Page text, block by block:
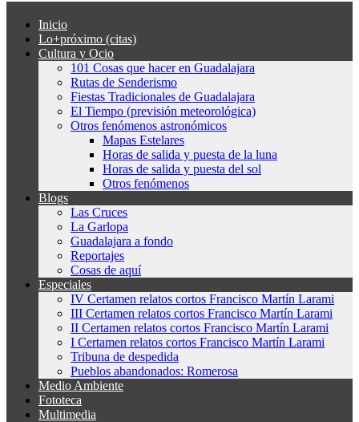
Inicio
Lo+próximo (citas)
Cultura y Ocio
101 Cosas que hacer en Guadalajara
Rutas de Senderismo
Fiestas Tradicionales de Guadalajara
El Tiempo (previsión meteorológica)
Otros fenómenos astronómicos
Mapas Estelares
Horas de salida y puesta de la luna
Horas de salida y puesta del sol
Otros fenómenos
Blogs
Las Cruces
La Garlopa
Guadalajara a fondo
Reportajes
Cosas de aquí
Especiales
IV Certamen relatos cortos Francisco Martín Larami
III Certamen relatos cortos Francisco Martín Larami
II Certamen relatos cortos Francisco Martín Larami
I Certamen relatos cortos Francisco Martín Larami
Tribuna de despedida
Pueblos abandonados: Romerosa
Medio Ambiente
Fototeca
Multimedia